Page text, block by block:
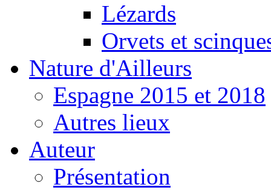
Lézards
Orvets et
Nature d'Ailleurs
Espagne 2015 et 2018
Autres lieux
Auteur
Présentation